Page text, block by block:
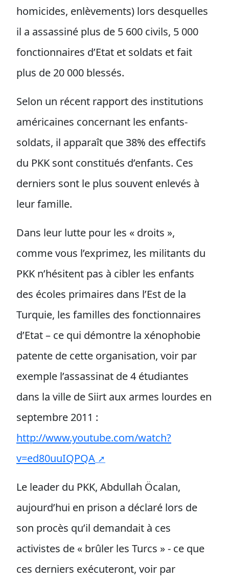
homicides, enlèvements) lors desquelles
il a assassiné plus de 5 600 civils, 5 000
fonctionnaires d’Etat et soldats et fait
plus de 20 000 blessés.
Selon un récent rapport des institutions
américaines concernant les enfants-
soldats, il apparaît que 38% des effectifs
du PKK sont constitués d’enfants. Ces
derniers sont le plus souvent enlevés à
leur famille.
Dans leur lutte pour les « droits »,
comme vous l’exprimez, les militants du
PKK n’hésitent pas à cibler les enfants
des écoles primaires dans l’Est de la
Turquie, les familles des fonctionnaires
d’Etat – ce qui démontre la xénophobie
patente de cette organisation, voir par
exemple l’assassinat de 4 étudiantes
dans la ville de Siirt aux armes lourdes en
septembre 2011 :
http://www.youtube.com/watch?
v=ed80uuIQPQA
Le leader du PKK, Abdullah Öcalan,
aujourd’hui en prison a déclaré lors de
son procès qu’il demandait à ces
activistes de « brûler les Turcs » - ce que
ces derniers exécuteront, voir par